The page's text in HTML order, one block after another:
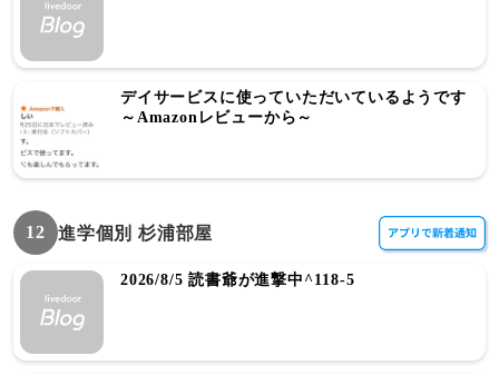
デイサービスに使っていただいているようです
～Amazonレビューから～
12 進学個別 杉浦部屋
2026/8/5 読書爺が進撃中^118-5